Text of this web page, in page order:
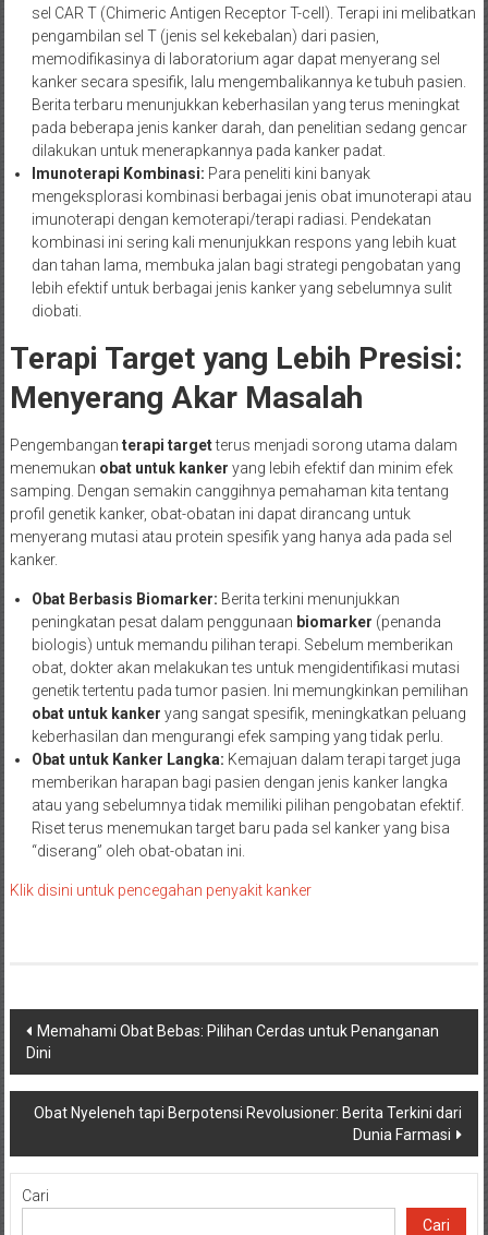
sel CAR T (Chimeric Antigen Receptor T-cell). Terapi ini melibatkan
pengambilan sel T (jenis sel kekebalan) dari pasien,
memodifikasinya di laboratorium agar dapat menyerang sel
kanker secara spesifik, lalu mengembalikannya ke tubuh pasien.
Berita terbaru menunjukkan keberhasilan yang terus meningkat
pada beberapa jenis kanker darah, dan penelitian sedang gencar
dilakukan untuk menerapkannya pada kanker padat.
Imunoterapi Kombinasi: Para peneliti kini banyak
mengeksplorasi kombinasi berbagai jenis obat imunoterapi atau
imunoterapi dengan kemoterapi/terapi radiasi. Pendekatan
kombinasi ini sering kali menunjukkan respons yang lebih kuat
dan tahan lama, membuka jalan bagi strategi pengobatan yang
lebih efektif untuk berbagai jenis kanker yang sebelumnya sulit
diobati.
Terapi Target yang Lebih Presisi:
Menyerang Akar Masalah
Pengembangan terapi targetterus menjadi sorong utama dalam
menemukan obat untuk kanker yang lebih efektif dan minim efek
samping. Dengan semakin canggihnya pemahaman kita tentang
profil genetik kanker, obat-obatan ini dapat dirancang untuk
menyerang mutasi atau protein spesifik yang hanya ada pada sel
kanker.
Obat Berbasis Biomarker: Berita terkini menunjukkan
peningkatan pesat dalam penggunaan biomarker (penanda
biologis) untuk memandu pilihan terapi. Sebelum memberikan
obat, dokter akan melakukan tes untuk mengidentifikasi mutasi
genetik tertentu pada tumor pasien. Ini memungkinkan pemilihan
obat untuk kanker yang sangat spesifik, meningkatkan peluang
keberhasilan dan mengurangi efek samping yang tidak perlu.
Obat untuk Kanker Langka: Kemajuan dalam terapi target juga
memberikan harapan bagi pasien dengan jenis kanker langka
atau yang sebelumnya tidak memiliki pilihan pengobatan efektif.
Riset terus menemukan target baru pada sel kanker yang bisa
“diserang” oleh obat-obatan ini.
Klik disini untuk pencegahan penyakit kanker
Navigasi
pos
Memahami Obat Bebas: Pilihan Cerdas untuk Penanganan
Dini
Obat Nyeleneh tapi Berpotensi Revolusioner: Berita Terkini dari
Dunia Farmasi
Cari
Cari